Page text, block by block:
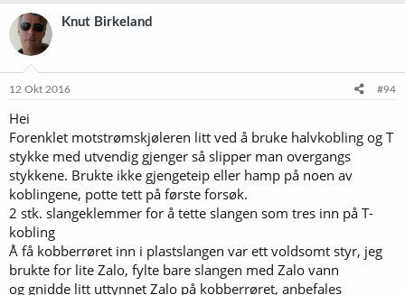
Et poeng er tettinga mellom T-leddene og kobberrøret på endene.
Dette slet jeg litt med å få til, men løsninga ble til slutt å bruke 1/2" 
1/4" reduksjonsnipler med en O-ring inni. Finn en O-ring som passer
inni den største siden av nippelen og press den helt inn før du trer
nippelen på kobberrøret og skrur den fast i T-leddet med
gjengeteip. Resten er vel ganske selvforklarende.
Del
5m 19 mm armert
trykkluftslange
259070 89,90 1
89,90
5m 10 mm mykt kobberrør
87962 329,00
Slangenippel med 1/2" utv.
gjenger for 12 mm slange
17260 29,90 1
29,90
Reduksjonsnippel fra 1/2" utv.
til 1/4" innv. gjenger
15406 34,90 2
69,80
Skjøtenippel med 1/2" utv.
Knut Birkeland
12 Okt 2016 #94
Hei
Forenklet motstrømskjøleren litt ved å bruke halvkobling og T
stykke med utvendig gjenger så slipper man overgangs
stykkene. Brukte ikke gjengeteip eller hamp på noen av
koblingene, potte tett på første forsøk.
2 stk. slangeklemmer for å tette slangen som tres inn på T-
kobling
Å få kobberrøret inn i plastslangen var ett voldsomt styr, jeg
brukte for lite Zalo, fylte bare slangen med Zalo vann
og gnidde litt uttynnet Zalo på kobberrøret, anbefales